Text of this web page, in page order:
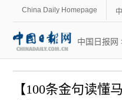
China Daily Homepage
中国日报网
【100条金句读懂